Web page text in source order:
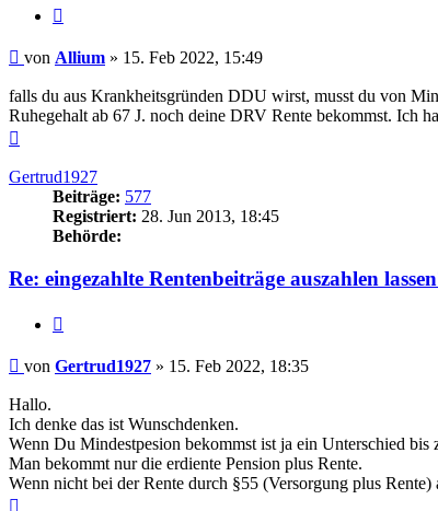
Beitrag
von Allium » 15. Feb 2022, 15:49
falls du aus Krankheitsgründen DDU wirst, musst du von
Ruhegehalt ab 67 J. noch deine DRV Rente bekommst. Ich
Gertrud1927
Beiträge: 577
Registriert: 28. Jun 2013, 18:45
Behörde:
Re: eingezahlte Rentenbeiträge auszahlen
Beitrag
von Gertrud1927 » 15. Feb 2022, 18:35
Hallo.
Ich denke das ist Wunschdenken.
Wenn Du Mindestpesion bekommst ist ja ein Unterschied
Man bekommt nur die erdiente Pension plus Rente.
Wenn nicht bei der Rente durch §55 (Versorgung plus Rente)